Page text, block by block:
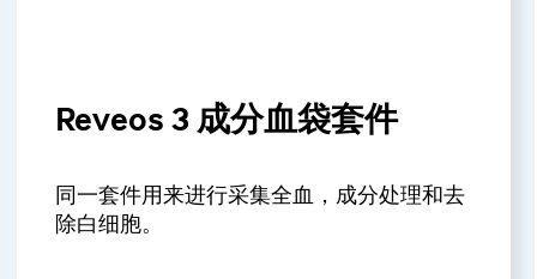
Reveos 3 成分血袋套件
同一套件用来进行采集全血，成分处理和去
除白细胞。